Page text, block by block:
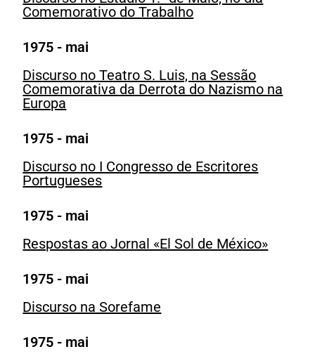
Comemorativo do Trabalho
1975 - mai
Discurso no Teatro S. Luis, na Sessão
Comemorativa da Derrota do Nazismo na
Europa
1975 - mai
Discurso no I Congresso de Escritores
Portugueses
1975 - mai
Respostas ao Jornal «El Sol de México»
1975 - mai
Discurso na Sorefame
1975 - mai